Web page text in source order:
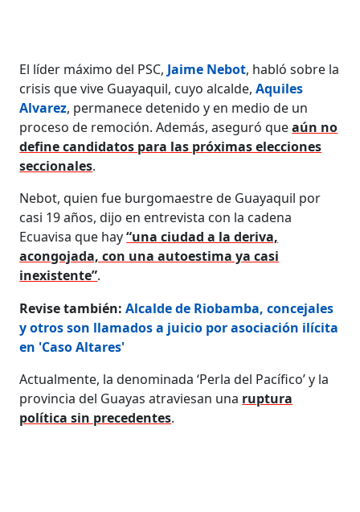
El líder máximo del PSC, Jaime Nebot, habló sobre la
crisis que vive Guayaquil, cuyo alcalde,Aquiles
Alvarez, permanece detenido y en medio de un
proceso de remoción. Además, aseguró queaún no
define candidatos para las próximas elecciones
seccionales.
Nebot, quien fue burgomaestre de Guayaquil por
casi 19 años, dijo en entrevista con la cadena
Ecuavisa que hay“una ciudad a la deriva,
acongojada, con una autoestima ya casi
inexistente”.
Revise también:Alcalde de Riobamba, concejales
y otros son llamados a juicio por asociación ilícita
en 'Caso Altares'
Actualmente, la denominada ‘Perla del Pacífico’ y la
provincia del Guayas atraviesan una ruptura
política sin precedentes.